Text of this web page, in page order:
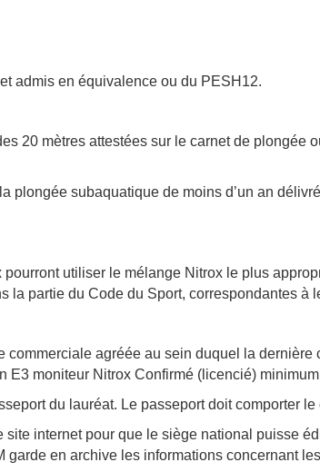
admis en équivalence ou du PESH12.
20 mètres attestées sur le carnet de plongée
plongée subaquatique de moins d’un an
utiliser le mélange Nitrox le plus
la partie du Code du Sport, correspondantes à
commerciale agréée au sein duquel la
E3 moniteur Nitrox Confirmé (licencié)
du lauréat. Le passeport doit comporter
internet pour que le siège national puisse
en archive les informations concernant